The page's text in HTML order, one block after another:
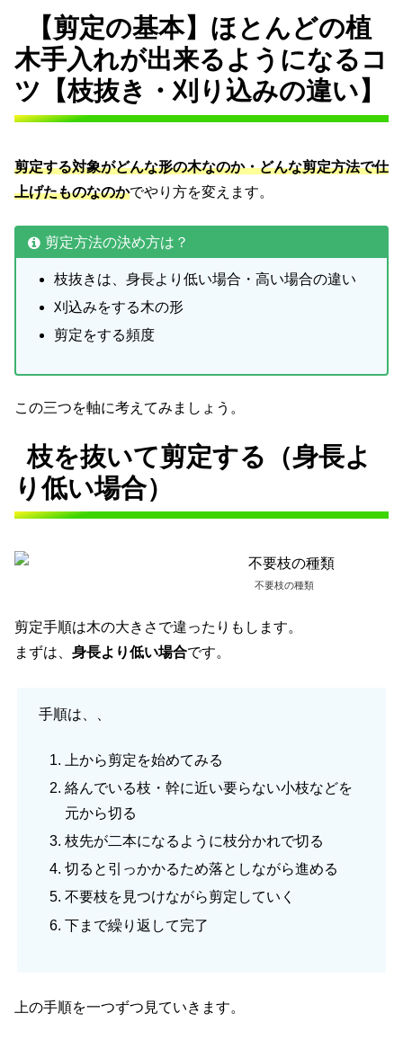
【剪定の基本】ほとんどの植
木手入れが出来るようになるコ
ツ【枝抜き・刈り込みの違い】
剪定する対象がどんな形の木なのか・どんな剪定方法で仕
上げたものなのかでやり方を変えます。
剪定方法の決め方は？
枝抜きは、身長より低い場合・高い場合の違い
刈込みをする木の形
剪定をする頻度
この三つを軸に考えてみましょう。
枝を抜いて剪定する（身長よ
り低い場合）
不要枝の種類
剪定手順は木の大きさで違ったりもします。
まずは、 身長より低い場合です。
手順は、、
上から剪定を始めてみる
絡んでいる枝・幹に近い要らない小枝などを
元から切る
枝先が二本になるように枝分かれで切る
切ると引っかかるため落としながら進める
不要枝を見つけながら剪定していく
下まで繰り返して完了
上の手順を一つずつ見ていきます。